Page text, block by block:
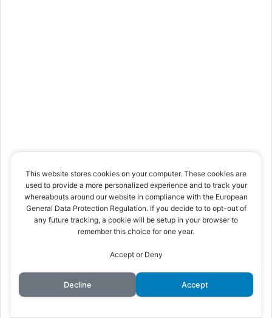
カテゴリー
今月のおすすめ海外ドラマ
Amazonプライム
サービス解説・使い方
視聴機器
This website stores cookies on your computer. These cookies are
used to provide a more personalized experience and to track your
whereabouts around our website in compliance with the European
General Data Protection Regulation. If you decide to to opt-out of
any future tracking, a cookie will be setup in your browser to
remember this choice for one year.
Accept or Deny
Decline Accept